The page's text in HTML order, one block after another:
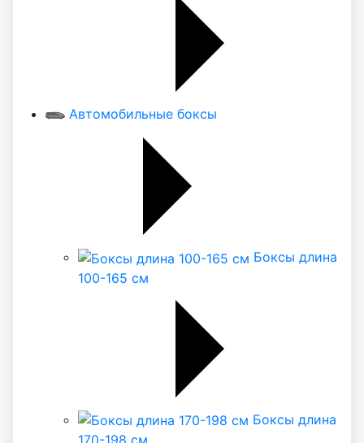
Автомобильные боксы
Боксы длина
100-165 см
Боксы длина